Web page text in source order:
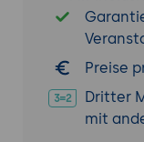
Vendor-
9.
Call &
Preise
Dritter
mit